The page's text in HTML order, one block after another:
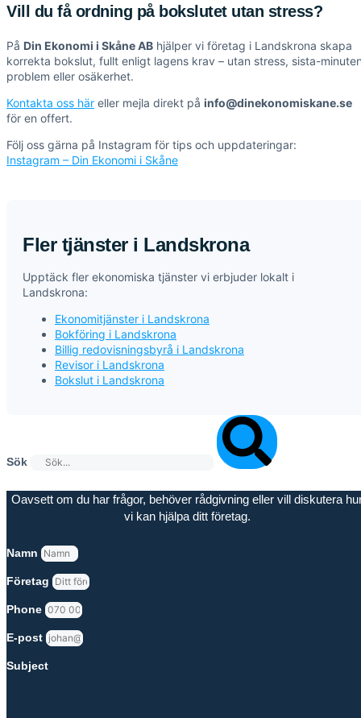
Vill du få ordning på bokslutet utan stress?
På Din Ekonomi i Skåne AB hjälper vi företag i Landskrona skapa
korrekta bokslut, fullt enligt lagens krav – utan stress, sista-
problem eller osäkerhet.
Kontakta oss här eller mejla direkt på info@dinekonomiskane.se
för en offert.
Följ oss gärna på Instagram för tips och uppdateringar:
Instagram – Din Ekonomi i Skåne
Fler tjänster i Landskrona
Upptäck fler ekonomiska tjänster vi erbjuder lokalt i
Landskrona:
Ekonomitjänster i Landskrona
Bokföring i Landskrona
Billig redovisningsbyrå i Landskrona
Revisor i Landskrona
Bokslut i Landskrona
Sök
Oavsett om du har frågor, behöver rådgivning eller vill diskutera
vi kan hjälpa ditt företag.
Namn
Företag
Phone
E-post
Subject